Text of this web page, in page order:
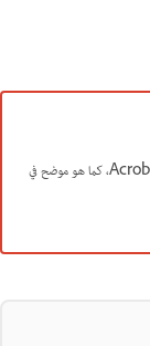
في Acrobat، كما هو موضح في